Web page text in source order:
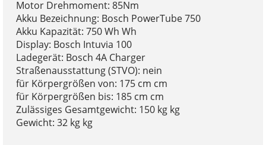
Motor Drehmoment: 85Nm
Akku Bezeichnung: Bosch PowerTube 750
Akku Kapazität: 750 Wh Wh
Display: Bosch Intuvia 100
Ladegerät: Bosch 4A Charger
Straßenausstattung (STVO): nein
für Körpergrößen von: 175 cm cm
für Körpergrößen bis: 185 cm cm
Zulässiges Gesamtgewicht: 150 kg kg
Gewicht: 32 kg kg